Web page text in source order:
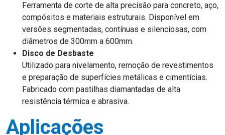
Ferramenta de corte de alta precisão para concreto, aço,
compósitos e materiais estruturais. Disponível em
versões segmentadas, contínuas e silenciosas, com
diâmetros de 300mm a 600mm.
Disco de Desbaste
Utilizado para nivelamento, remoção de revestimentos
e preparação de superfícies metálicas e cimentícias.
Fabricado com pastilhas diamantadas de alta
resistência térmica e abrasiva.
Aplicações